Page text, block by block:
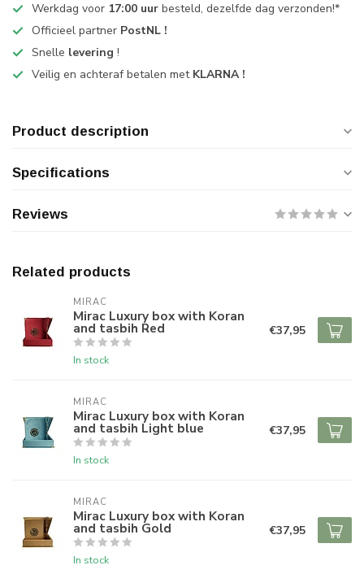
Werkdag voor 17:00 uur besteld, dezelfde dag verzonden!*
Officieel partner PostNL !
Snelle levering !
Veilig en achteraf betalen met KLARNA !
Product description
Specifications
Reviews
Related products
MIRAC
Mirac Luxury box with Koran
and tasbih Red
In stock
€37,95
MIRAC
Mirac Luxury box with Koran
and tasbih Light blue
In stock
€37,95
MIRAC
Mirac Luxury box with Koran
and tasbih Gold
In stock
€37,95